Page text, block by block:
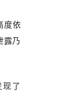
度依
露乃
了